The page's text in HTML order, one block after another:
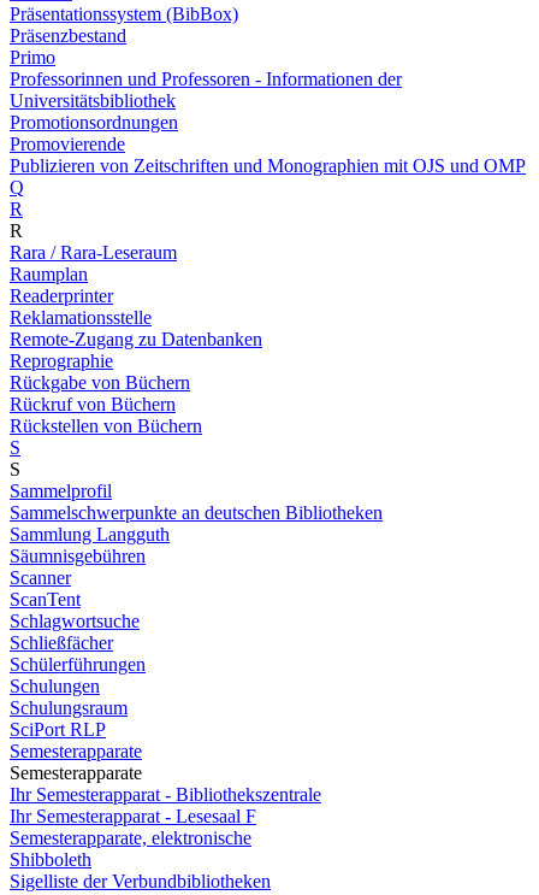
Präsentationssystem (BibBox)
Präsenzbestand
Primo
Professorinnen und Professoren - Informationen der
Universitätsbibliothek
Promotionsordnungen
Promovierende
Publizieren von Zeitschriften und Monographien mit OJS und OMP
Q
R
R
Rara / Rara-Leseraum
Raumplan
Readerprinter
Reklamationsstelle
Remote-Zugang zu Datenbanken
Reprographie
Rückgabe von Büchern
Rückruf von Büchern
Rückstellen von Büchern
S
S
Sammelprofil
Sammelschwerpunkte an deutschen Bibliotheken
Sammlung Langguth
Säumnisgebühren
Scanner
ScanTent
Schlagwortsuche
Schließfächer
Schülerführungen
Schulungen
Schulungsraum
SciPort RLP
Semesterapparate
Semesterapparate
Ihr Semesterapparat - Bibliothekszentrale
Ihr Semesterapparat - Lesesaal F
Semesterapparate, elektronische
Shibboleth
Sigelliste der Verbundbibliotheken